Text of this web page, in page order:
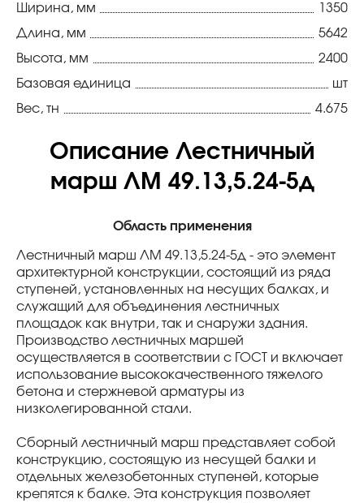
Ширина, мм
1350
Длина, мм
5642
Высота, мм
2400
Базовая единица
шт
Вес, тн
4.675
Описание Лестничный
марш ЛМ 49.13,5.24-5д
Область применения
Лестничный марш ЛМ 49.13,5.24-5д - это элемент
архитектурной конструкции, состоящий из ряда
ступеней, установленных на несущих балках, и
служащий для объединения лестничных
площадок как внутри, так и снаружи здания.
Производство лестничных маршей
осуществляется в соответствии с ГОСТ и включает
использование высококачественного тяжелого
бетона и стержневой арматуры из
низколегированной стали.
Сборный лестничный марш представляет собой
конструкцию, состоящую из несущей балки и
отдельных железобетонных ступеней, которые
крепятся к балке. Эта конструкция позволяет